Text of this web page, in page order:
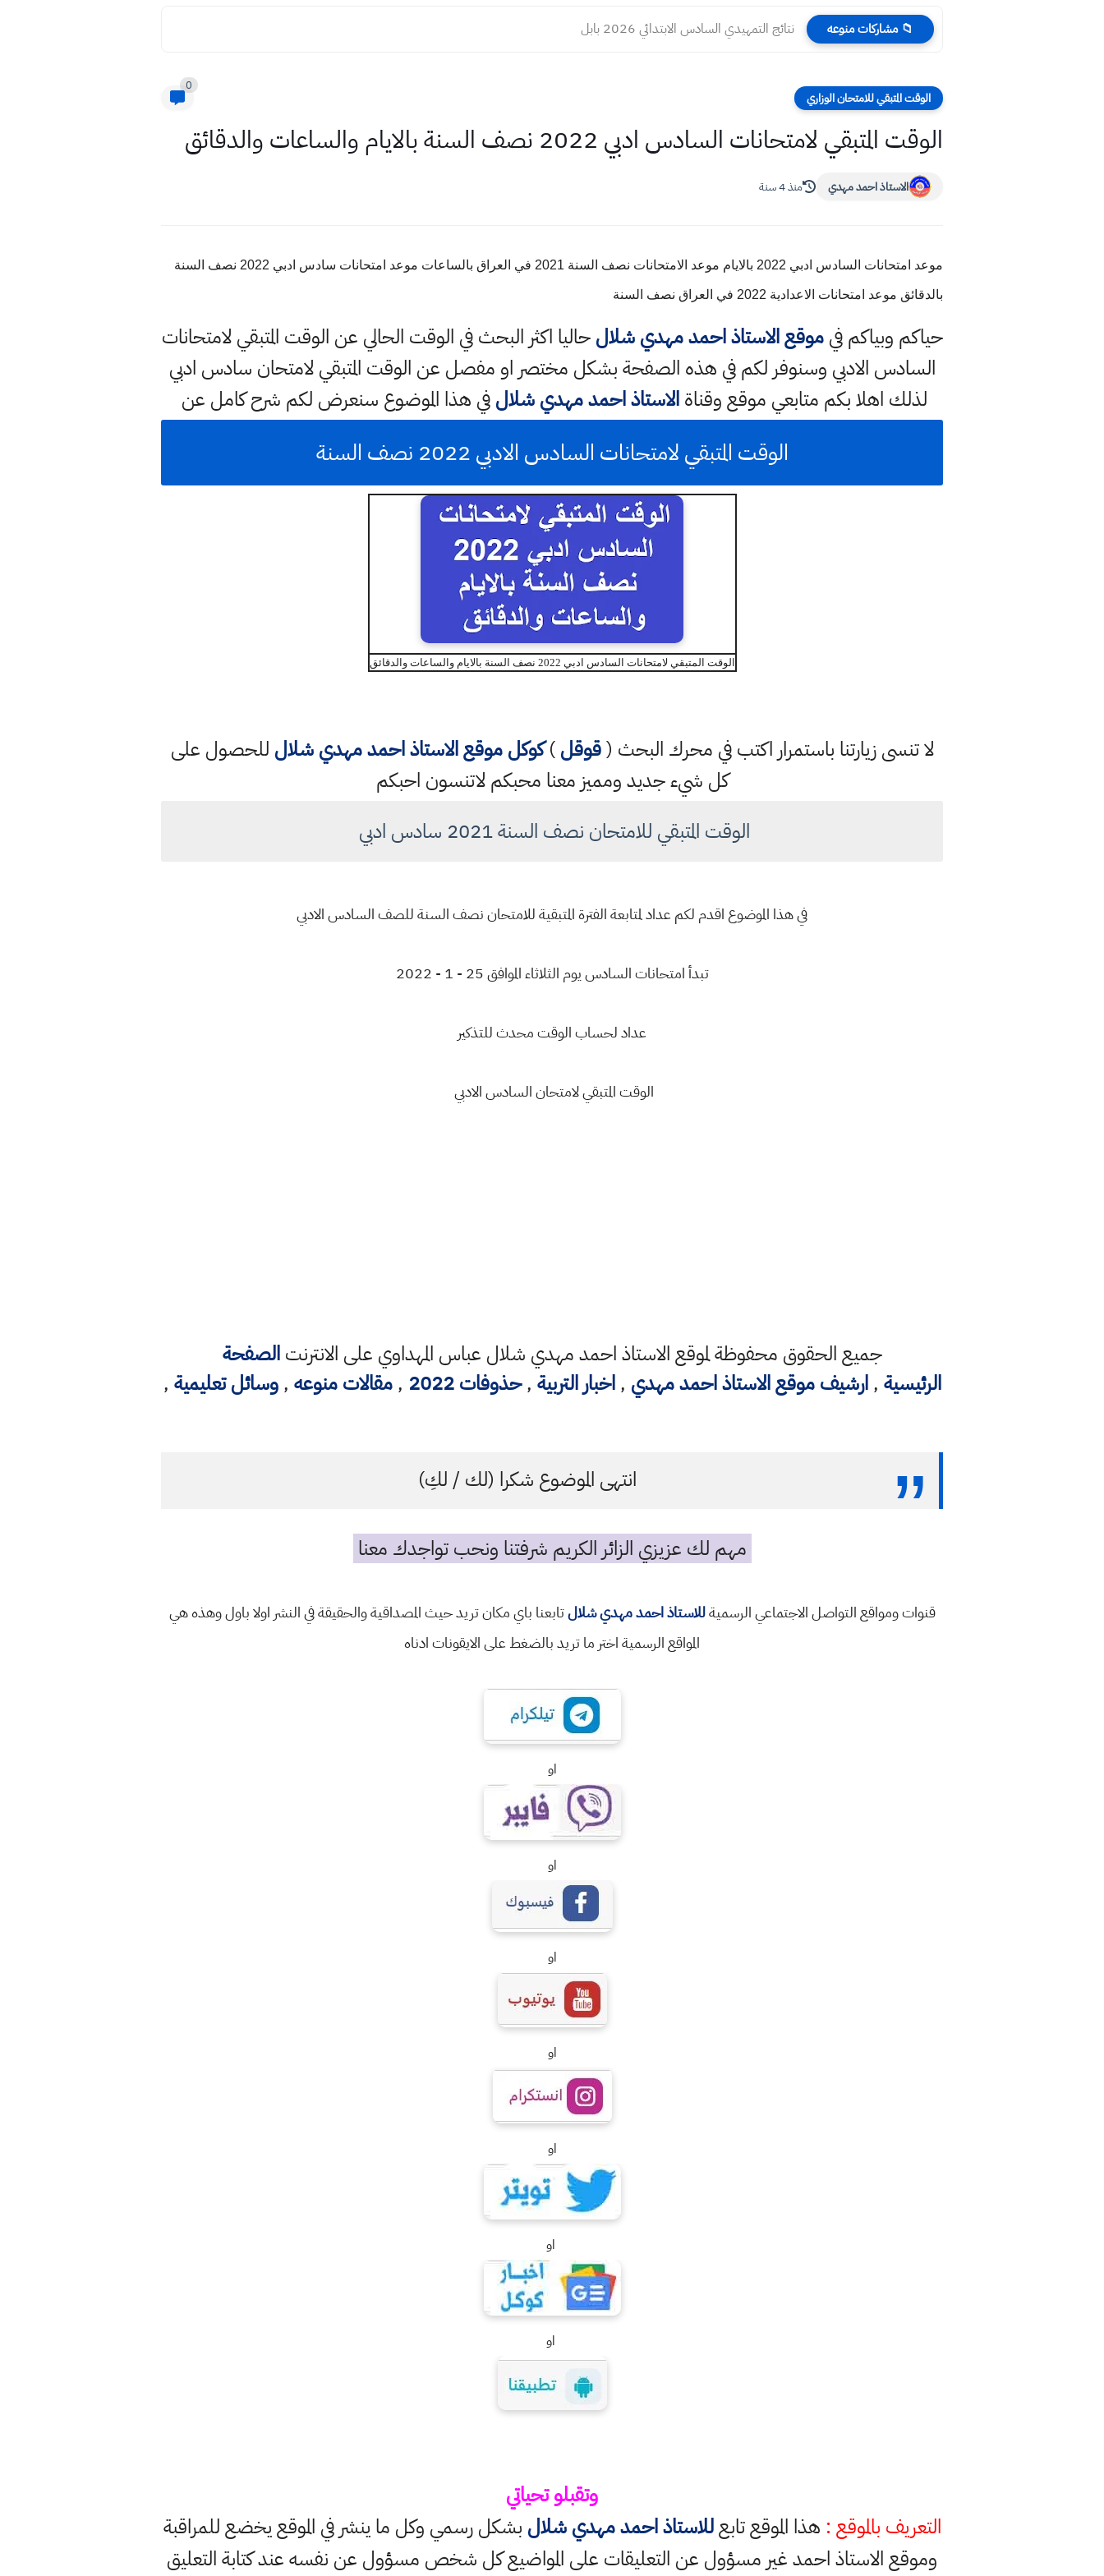
📁 مشاركات منوعه نتائج التمهيدي السادس الابتدائي 2026 بابل
الوقت المتبقي للامتحان الوزاري
0
الوقت المتبقي لامتحانات السادس ادبي 2022 نصف السنة بالايام والساعات والدقائق
الاستاذ احمد مهدي منذ 4 سنة
موعد امتحانات السادس ادبي 2022 بالايام موعد الامتحانات نصف السنة 2021 في العراق بالساعات موعد امتحانات سادس ادبي 2022 نصف السنة
بالدقائق موعد امتحانات الاعدادية 2022 في العراق نصف السنة
حياكم وبياكم فيموقع الاستاذ احمد مهدي شلالحاليا اكثر البحث في الوقت الحالي عن الوقت المتبقي لامتحانات
السادس الادبي وسنوفر لكم في هذه الصفحة بشكل مختصر او مفصل عن الوقت المتبقي لامتحان سادس ادبي
لذلك اهلا بكم متابعي موقع وقناةالاستاذ احمد مهدي شلالفي هذا الموضوع سنعرض لكم شرح كامل عن
الوقت المتبقي لامتحانات السادس الادبي 2022 نصف السنة
الوقت المتبقي لامتحانات السادس ادبي 2022 نصف السنة بالايام والساعات والدقائق
لا تنسى زيارتنا باستمرار اكتب في محرك البحث (قوقل)كوكل موقع الاستاذ احمد مهدي شلال للحصول على
كل شيء جديد ومميز معنا محبكم لاتنسون احبكم
الوقت المتبقي للامتحان نصف السنة 2021 سادس ادبي
في هذا الموضوع اقدم لكم عداد لمتابعة الفترة المتبقية للامتحان نصف السنة للصف السادس الادبي
تبدأ امتحانات السادس يوم الثلاثاء الموافق 25 - 1 - 2022
عداد لحساب الوقت محدث للتذكير
الوقت المتبقي لامتحان السادس الادبي
جميع الحقوق محفوظة لموقع الاستاذ احمد مهدي شلال عباس المهداوي على الانترنتالصفحة
الرئيسية ,ارشيف موقع الاستاذ احمد مهدي ,اخبار التربية ,حذوفات 2022 ,مقالات منوعه ,وسائل تعليمية ,
انتهى الموضوع شكرا (لك / لكِ)
مهم لك عزيزي الزائر الكريم شرفتنا ونحب تواجدك معنا
قنوات ومواقع التواصل الاجتماعي الرسميةللاستاذ احمد مهدي شلالتابعنا باي مكان تريد حيث المصداقية والحقيقة في النشر اولا باول وهذه هي
المواقع الرسمية اختر ما تريد بالضغط على الايقونات ادناه
او
او
او
او
او
او
او
وتقبلو تحياتي
التعريف بالموقع : هذا الموقع تابعللاستاذ احمد مهدي شلال بشكل رسمي وكل ما ينشر في الموقع يخضع للمراقبة
وموقع الاستاذ احمد غير مسؤول عن التعليقات على المواضيع كل شخص مسؤول عن نفسه عند كتابة التعليق